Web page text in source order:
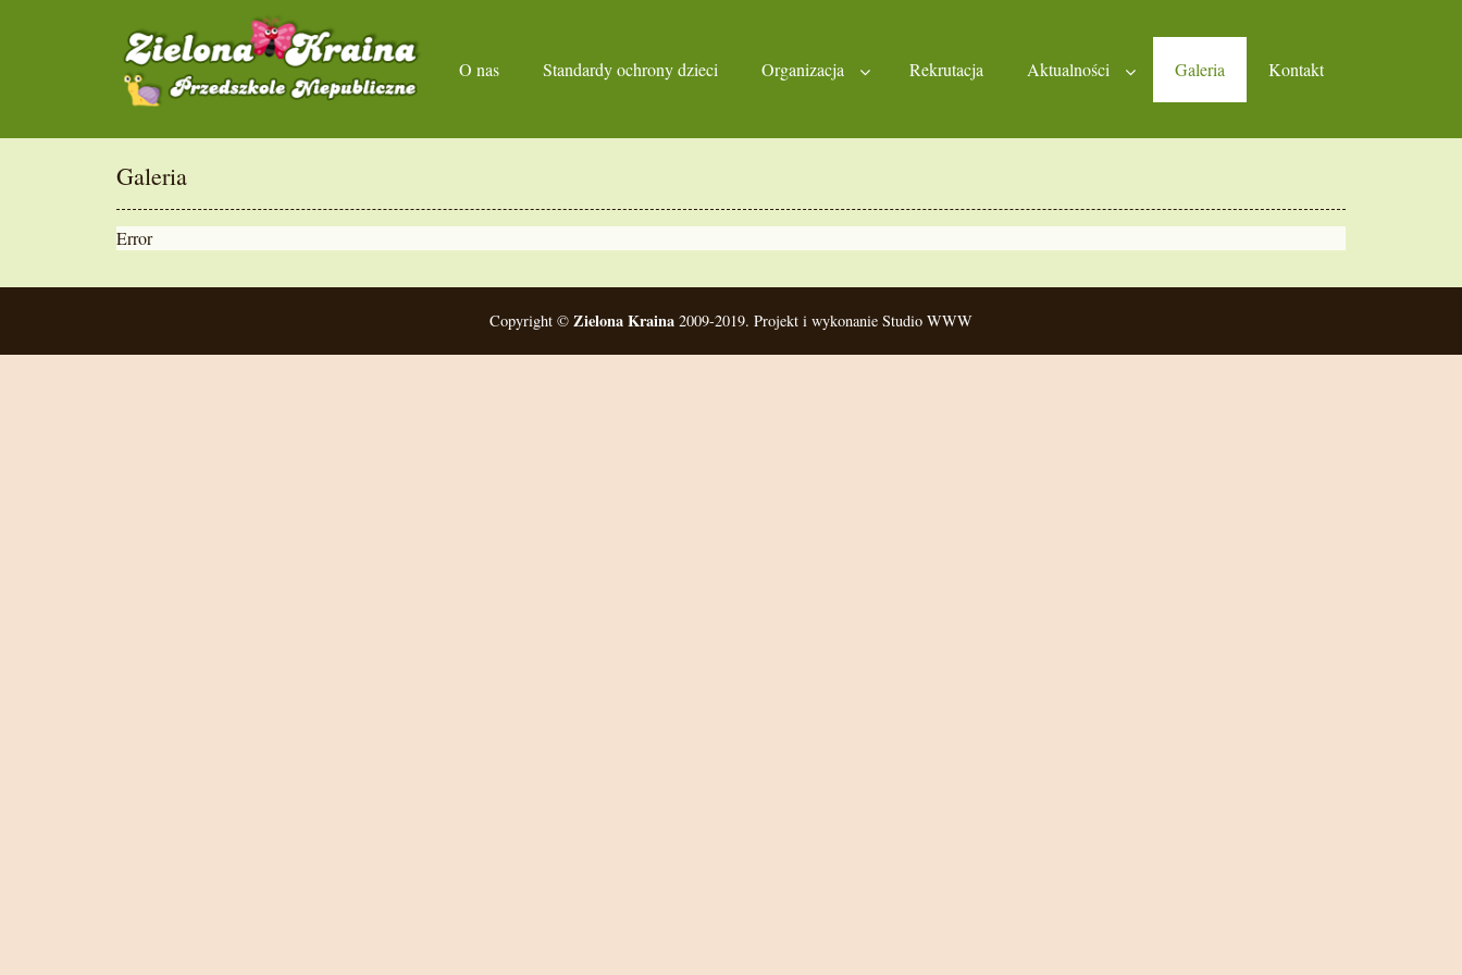
O nas Standardy ochrony dzieci Organizacja Rekrutacja Aktualności Galeria Kontakt
Galeria
Error
Copyright © Zielona Kraina 2009-2019. Projekt i wykonanie Studio WWW